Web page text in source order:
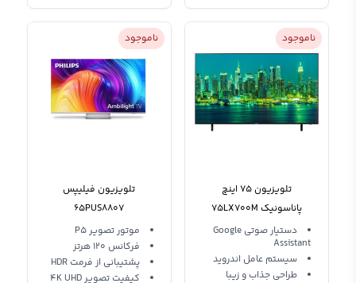
ناموجود
تلویزیون 75 اینچ
پاناسونیک 75LX700M
دستیار صوتی Google
Assistant
سیستم عامل اندروید
طراحی جذاب و زیبا
ناموجود
تلویزیون فیلیپس
65PUS8807
موتور تصویر P5
فرکانس 120 هرتز
پشتیبانی از فرمت‌ HDR
کیفیت تصویر 4K UHD